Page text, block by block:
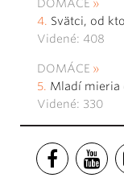
DOMÁCE
Svätci, od
Videné: 408
DOMÁCE
Mladí mieria
Videné: 330